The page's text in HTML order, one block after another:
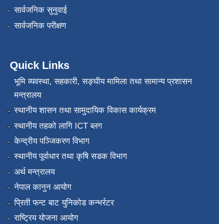
सार्वजनिक सुनुवाई
सार्वजनिक परीक्षण
Quick Links
भूमि व्यवस्था, सहकारी, सङ्‍घीय मामिला तथा सामान्य प्रशासन
मन्त्रालय
स्थानीय शासन तथा सामुदायिक विकास कार्यक्रम
स्थानीय तहको लागि ICT ब्लग
केन्द्रीय पञ्जिकरण विभाग
स्थानीय पूर्वाधार तथा कृषि सडक विभाग
अर्थ मन्त्रालय
नेपाल कानुन आयोग
प्रिती फन्ट बाट युनिकोड कन्भर्रटर
राष्ट्रिय योजना आयोग